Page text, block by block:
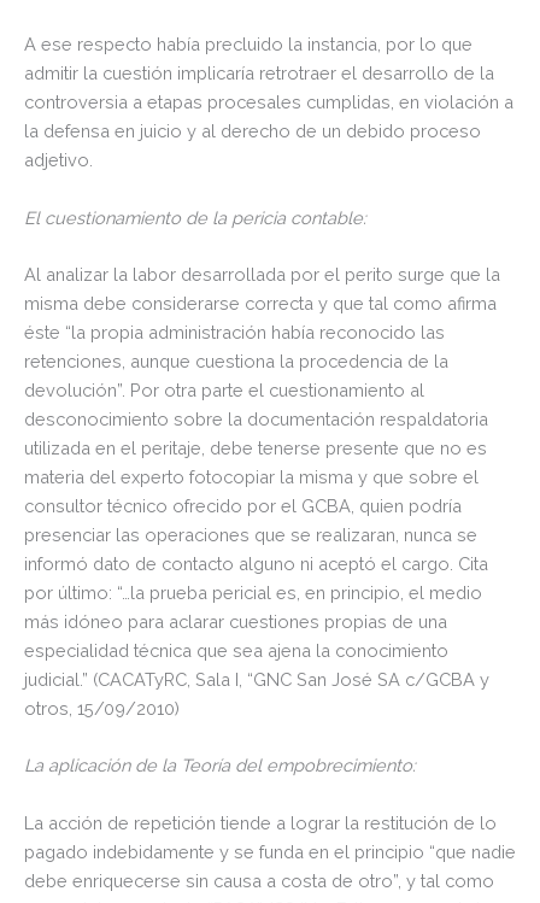
A ese respecto había precluido la instancia, por lo que
admitir la cuestión implicaría retrotraer el desarrollo de la
controversia a etapas procesales cumplidas, en violación a
la defensa en juicio y al derecho de un debido proceso
adjetivo.
El cuestionamiento de la pericia contable:
Al analizar la labor desarrollada por el perito surge que la
misma debe considerarse correcta y que tal como afirma
éste “la propia administración había reconocido las
retenciones, aunque cuestiona la procedencia de la
devolución”. Por otra parte el cuestionamiento al
desconocimiento sobre la documentación respaldatoria
utilizada en el peritaje, debe tenerse presente que no es
materia del experto fotocopiar la misma y que sobre el
consultor técnico ofrecido por el GCBA, quien podría
presenciar las operaciones que se realizaran, nunca se
informó dato de contacto alguno ni aceptó el cargo. Cita
por último: “…la prueba pericial es, en principio, el medio
más idóneo para aclarar cuestiones propias de una
especialidad técnica que sea ajena la conocimiento
judicial.” (CACATyRC, Sala I, “GNC San José SA c/GCBA y
otros, 15/09/2010)
La aplicación de la Teoría del empobrecimiento:
La acción de repetición tiende a lograr la restitución de lo
pagado indebidamente y se funda en el principio “que nadie
debe enriquecerse sin causa a costa de otro”, y tal como